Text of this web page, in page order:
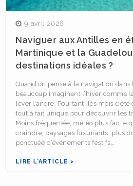
9 avril 2026
Naviguer aux Antilles en
Martinique et la
destinations idéales ?
Quand on pense à la navigation dans
beaucoup imaginent l’hiver comme
lever l’ancre. Pourtant, les mois
tout à fait unique pour découvrir les
Moins fréquentée, météo plus facile
craindre, paysages luxuriants, plus
ponctuée d’événements festifs…
LIRE L'ARTICLE >